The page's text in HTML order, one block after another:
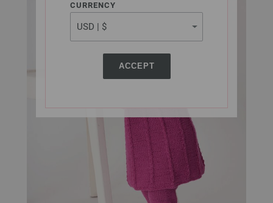
CURRENCY
ACCEPT